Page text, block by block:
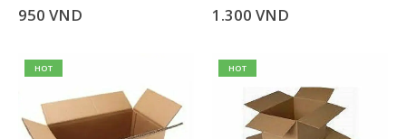
950 VND 1.300 VND
HOT HOT